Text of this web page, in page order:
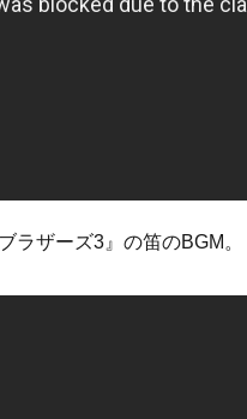
ラザーズ3』の笛のBGM。